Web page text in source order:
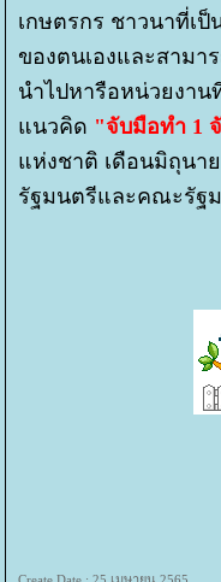
เกษตรกร ชาวนาที่เ
ของตนเองและสาม
นำไปหารือหน่วยงา
นวคิด "จับมือทำ 1
ห่งชาติ เดือนมิถุนาย
รัฐมนตรีและคณะรัฐ